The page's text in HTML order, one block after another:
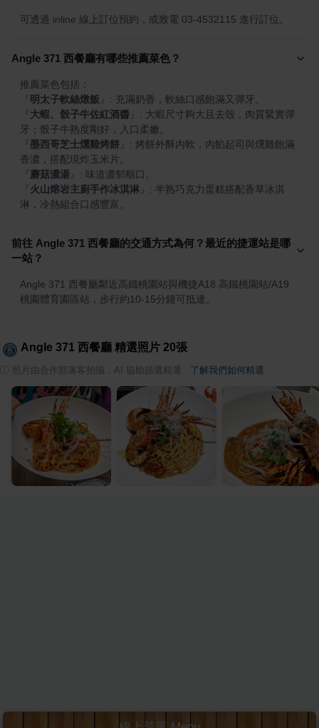
可透過 inline 線上訂位預約，或致電 03-4532115 進行訂位。
Angle 371 西餐廳有哪些推薦菜色？
明太子軟絲燉飯
大蝦、骰子牛佐紅酒醬
: 大蝦尺寸夠大且去殼，肉質緊實彈
墨西哥芝士燻雞烤餅
: 烤餅外酥內軟，內餡起司與燻雞飽滿
蘑菇濃湯
火山熔岩主廚手作冰淇淋
: 半熟巧克力蛋糕搭配香草冰淇
淋，冷熱組合口感豐富。
前往 Angle 371 西餐廳的交通方式為何？最近的捷運站是哪
一站？
Angle 371 西餐廳鄰近高鐵桃園站與機捷A18 高鐵桃園站/A19
桃園體育園區站，步行約10-15分鐘可抵達。
Angle 371 西餐廳 精選照片 20張
照片由合作部落客拍攝，AI 協助篩選精選 了解我們如何精選